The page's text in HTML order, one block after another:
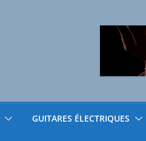
GUITARES ÉLECTRIQUES